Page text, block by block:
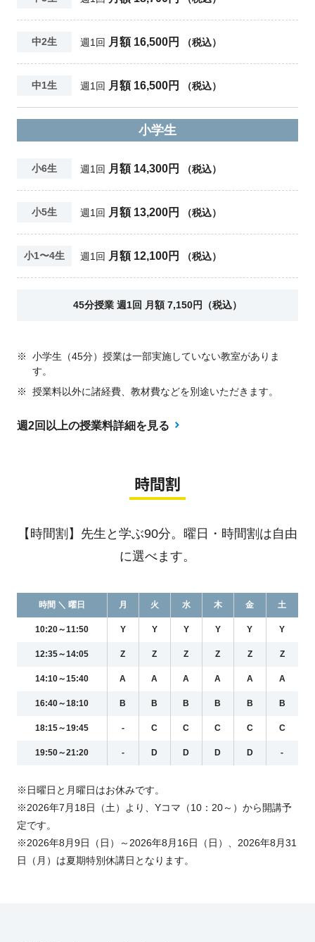
中2生 週1回 月額 16,500円 （税込）
中1生 週1回 月額 16,500円 （税込）
小学生
小6生 週1回 月額 14,300円 （税込）
小5生 週1回 月額 13,200円 （税込）
小1〜4生 週1回 月額 12,100円 （税込）
45分授業 週1回 月額 7,150円（税込）
※
小学生（45分）授業は一部実施していない教室がありま
す。
※
授業料以外に諸経費、教材費などを別途いただきます。
週2回以上の授業料詳細を見る
時間割
【時間割】先生と学ぶ90分。曜日・時間割は自由
に選べます。
時間 ＼ 曜日 月 火 水 木 金 土
10:20～11:50 Y Y Y Y Y Y
12:35～14:05 Z Z Z Z Z Z
14:10～15:40 A A A A A A
16:40～18:10 B B B B B B
18:15～19:45 - C C C C C
19:50～21:20 - D D D D -
※日曜日と月曜日はお休みです。
※2026年7月18日（土）より、Yコマ（10：20～）から開講予
定です。
※2026年8月9日（日）～2026年8月16日（日）、2026年8月31
日（月）は夏期特別休講日となります。